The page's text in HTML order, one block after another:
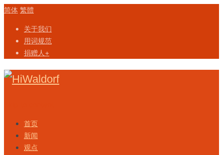
简体 繁體
关于我们
用词规范
捐赠人+
首页
新闻
观点